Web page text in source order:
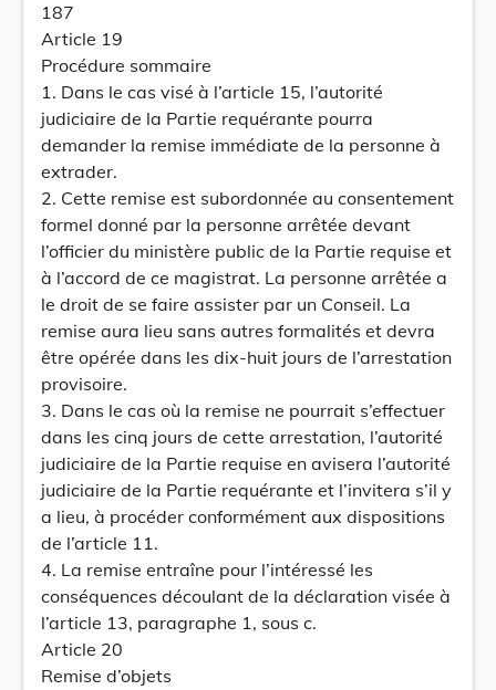
187
Article 19
Procédure sommaire
1. Dans le cas visé à l’article 15, l’autorité
judiciaire de la Partie requérante pourra
demander la remise immédiate de la personne à
extrader.
2. Cette remise est subordonnée au consentement
formel donné par la personne arrêtée devant
l’officier du ministère public de la Partie requise et
à l’accord de ce magistrat. La personne arrêtée a
le droit de se faire assister par un Conseil. La
remise aura lieu sans autres formalités et devra
être opérée dans les dix-huit jours de l’arrestation
provisoire.
3. Dans le cas où la remise ne pourrait s’effectuer
dans les cinq jours de cette arrestation, l’autorité
judiciaire de la Partie requise en avisera l’autorité
judiciaire de la Partie requérante et l’invitera s’il y
a lieu, à procéder conformément aux dispositions
de l’article 11.
4. La remise entraîne pour l’intéressé les
conséquences découlant de la déclaration visée à
l’article 13, paragraphe 1, sous c.
Article 20
Remise d’objets